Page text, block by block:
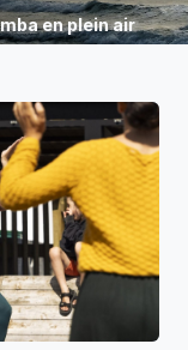
en plein air